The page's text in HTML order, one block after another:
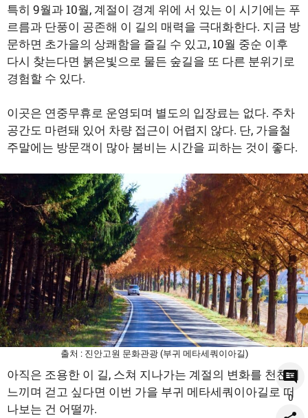
특히 9월과 10월, 계절이 경계 위에 서 있는 이 시기에는 푸
르름과 단풍이 공존해 이 길의 매력을 극대화한다. 지금 방
문하면 초가을의 상쾌함을 즐길 수 있고, 10월 중순 이후
다시 찾는다면 붉은빛으로 물든 숲길을 또 다른 분위기로
경험할 수 있다.
이곳은 연중무휴로 운영되며 별도의 입장료는 없다. 주차
공간도 마련돼 있어 차량 접근이 어렵지 않다. 단, 가을철
주말에는 방문객이 많아 붐비는 시간을 피하는 것이 좋다.
출처 : 진안고원 문화관광 (부귀 메타세쿼이아길)
아직은 조용한 이 길, 스쳐 지나가는 계절의 변화를 천천히
느끼며 걷고 싶다면 이번 가을 부귀 메타세쿼이아길로 떠
나보는 건 어떨까.
0